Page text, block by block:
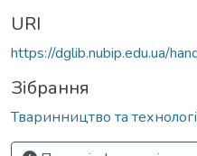
URI
https://dglib.nubip.edu.ua/
Зібрання
Тваринництво та